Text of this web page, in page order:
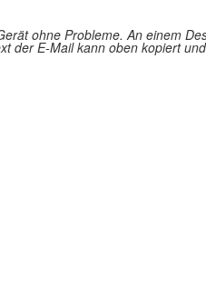
ohne Probleme. An einem
der E-Mail kann oben kopiert